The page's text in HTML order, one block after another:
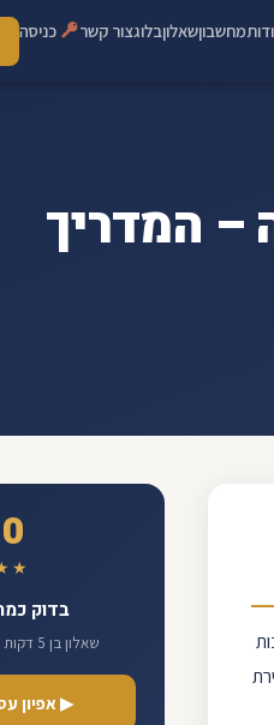
מחשבוןשאלוןבלוגצור קשר כניסה
– המדריך
בדוק
שאלון בן 5 דקות + ניתוח מקצועי בחינם
▶ אפיון